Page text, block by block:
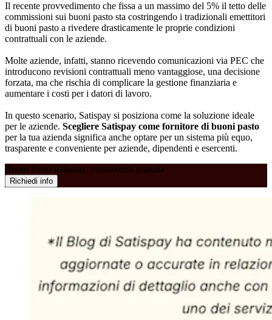
Il recente provvedimento che fissa a un massimo del 5% il tetto delle
commissioni sui buoni pasto sta costringendo i tradizionali emettitori
di buoni pasto a rivedere drasticamente le proprie condizioni
contrattuali con le aziende.
Molte aziende, infatti, stanno ricevendo comunicazioni via PEC che
introducono revisioni contrattuali meno vantaggiose, una decisione
forzata, ma che rischia di complicare la gestione finanziaria e
aumentare i costi per i datori di lavoro.
In questo scenario, Satispay si posiziona come la soluzione ideale
per le aziende. Scegliere Satispay come fornitore di buoni pasto
per la tua azienda significa anche optare per un sistema più equo,
trasparente e conveniente per aziende, dipendenti e esercenti.
Buoni Pasto Satispay: consulenza gratuita
Richiedi info